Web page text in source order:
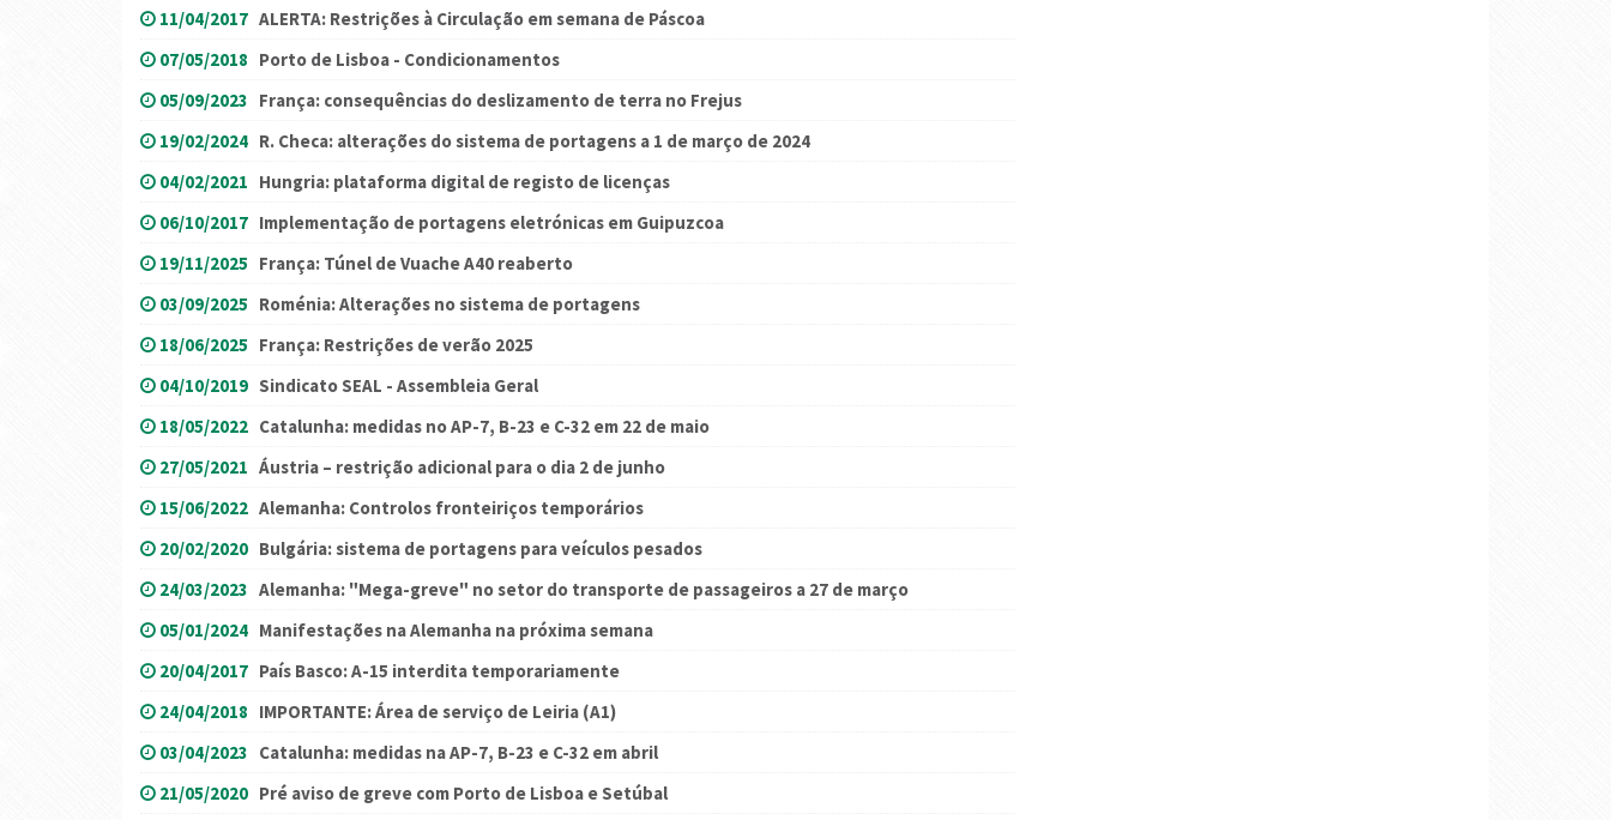
11/04/2017 ALERTA: Restrições à Circulação em semana de Páscoa
07/05/2018 Porto de Lisboa - Condicionamentos
05/09/2023 França: consequências do deslizamento de terra no Frejus
19/02/2024 R. Checa: alterações do sistema de portagens a 1 de março de 2024
04/02/2021 Hungria: plataforma digital de registo de licenças
06/10/2017 Implementação de portagens eletrónicas em Guipuzcoa
19/11/2025 França: Túnel de Vuache A40 reaberto
03/09/2025 Roménia: Alterações no sistema de portagens
18/06/2025 França: Restrições de verão 2025
04/10/2019 Sindicato SEAL - Assembleia Geral
18/05/2022 Catalunha: medidas no AP-7, B-23 e C-32 em 22 de maio
27/05/2021 Áustria – restrição adicional para o dia 2 de junho
15/06/2022 Alemanha: Controlos fronteiriços temporários
20/02/2020 Bulgária: sistema de portagens para veículos pesados
24/03/2023 Alemanha: "Mega-greve" no setor do transporte de passageiros a 27 de março
05/01/2024 Manifestações na Alemanha na próxima semana
20/04/2017 País Basco: A-15 interdita temporariamente
24/04/2018 IMPORTANTE: Área de serviço de Leiria (A1)
03/04/2023 Catalunha: medidas na AP-7, B-23 e C-32 em abril
21/05/2020 Pré aviso de greve com Porto de Lisboa e Setúbal